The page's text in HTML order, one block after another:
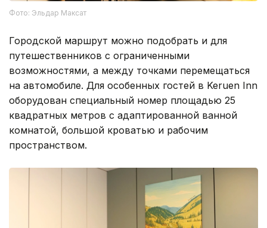
Фото: Эльдар Максат
Городской маршрут можно подобрать и для
путешественников с ограниченными
возможностями, а между точками перемещаться
на автомобиле. Для особенных гостей в Keruen Inn
оборудован специальный номер площадью 25
квадратных метров с адаптированной ванной
комнатой, большой кроватью и рабочим
пространством.